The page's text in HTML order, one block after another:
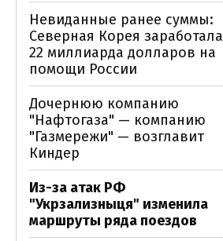
Невиданные ранее суммы:
Северная Корея заработала
22 миллиарда долларов на
помощи России
Дочернюю компанию
"Нафтогаза" — компанию
"Газмережи" — возглавит
Киндер
Из-за атак РФ
"Укрзализныця" изменила
маршруты ряда поездов